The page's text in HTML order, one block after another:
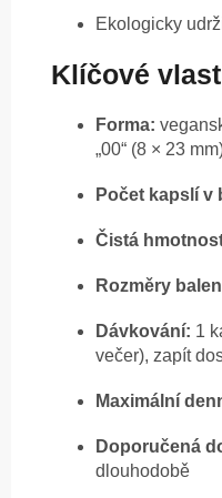
Ekologicky
Klíčové
Forma:
„00“ (8 × 23
Počet kapslí v
Čistá
Rozměry
Dávkování: 1
večer), zapít
Maximální
Doporučená
dlouhodobě